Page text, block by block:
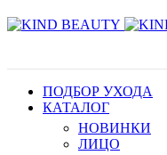
ПОДБОР УХОДА
КАТАЛОГ
НОВИНКИ
ЛИЦО